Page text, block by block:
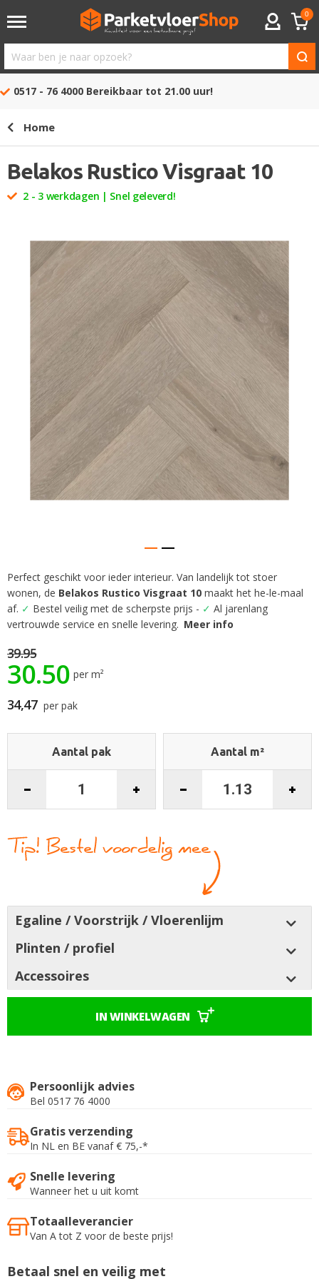
ACCOUNT
0
Waar
ben
opzoek?
0517 - 76 4000 Bereikbaar tot 21.00 uur!
Home
Belakos Rustico Visgraat 10
2 - 3 werkdagen | Snel geleverd!
afbeeldingen-
Ga
naar
het
begin
de
afbeeldingen-
gallerij
Perfect geschikt voor ieder interieur. Van landelijk tot stoer
wonen, de Belakos Rustico Visgraat 10 maakt het he-le-maal
af. ✓ Bestel veilig met de scherpste prijs - ✓ Al jarenlang
vertrouwde service en snelle levering. Meer info
39.95
30.50 per m²
34,47 per pak
Aantal pak Aantal m²
Egaline / Voorstrijk / Vloerenlijm
Plinten / profiel
Accessoires
IN WINKELWAGEN
Persoonlijk advies
Bel 0517 76 4000
Gratis verzending
In NL en BE vanaf € 75,-*
Snelle levering
Wanneer het u uit komt
Totaalleverancier
Van A tot Z voor de beste prijs!
Betaal snel en veilig met